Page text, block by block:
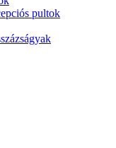
pultok